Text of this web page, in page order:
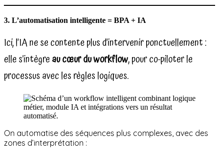
3. L’automatisation intelligente = BPA + IA
Ici, l’IA ne se contente plus d’intervenir ponctuellement :
elle s’intègreau cœur du workflow, pour co-piloter le
processus avec les règles logiques.
On automatise des séquences plus complexes, avec des
zones d’interprétation :